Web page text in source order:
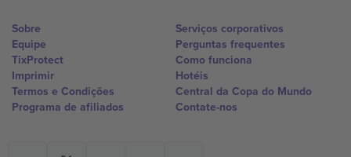
Sobre
Equipe
TixProtect
Imprimir
Termos e Condições
Programa de afiliados
Serviços corporativos
Perguntas frequentes
Como funciona
Hotéis
Central da Copa do Mundo
Contate-nos